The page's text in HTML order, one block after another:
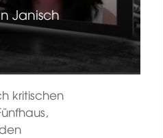
Janisch
kritischen